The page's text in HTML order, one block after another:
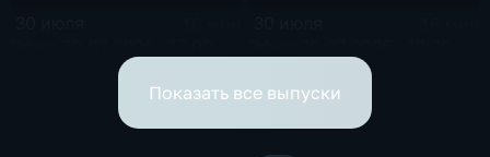
Показать все выпуски